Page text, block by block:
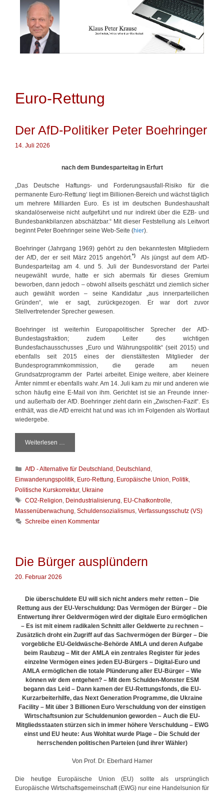
Euro-Rettung
Der AfD-Politiker Peter Boehringer
14. Juli 2026
nach dem Bundesparteitag in Erfurt
„Das Deutsche Haftungs- und Forderungsausfall-Risiko für die
permanente Euro-Rettung‘ liegt im Billionen-Bereich und wächst täglich
um mehrere Milliarden Euro. Es ist im deutschen Bundeshaushalt
skandalöserweise nicht aufgeführt und nur indirekt über die EZB- und
Bundesbankbilanzen abschätzbar.“ Mit dieser Feststellung als Leitwort
beginnt Peter Boehringer seine Web-Seite (hier).
Boehringer (Jahrgang 1969) gehört zu den bekanntesten Mitgliedern
der AfD, der er seit März 2015 angehört.*)
Als jüngst auf dem AfD-
Bundesparteitag am 4. und 5. Juli der Bundesvorstand der Partei
neugewählt wurde, hatte er sich abermals für dieses Gremium
beworben, dann jedoch – obwohl allseits geschätzt und ziemlich sicher
auch gewählt worden – seine Kandidatur „aus innerparteilichen
Gründen“, wie er sagt, zurückgezogen. Er war dort zuvor
Stellvertretender Sprecher gewesen.
Boehringer ist weiterhin Europapolitischer Sprecher der AfD-
Bundestagsfraktion; zudem Leiter des wichtigen
Bundesfachausschusses „Euro und Währungspolitik“ (seit 2015) und
ebenfalls seit 2015 eines der dienstältesten Mitglieder der
Bundesprogrammkommission, die gerade am neuen
Grundsatzprogramm der Partei arbeitet. Einige weitere, aber kleinere
Ämter nimmt er ebenfalls wahr. Am 14. Juli kam zu mir und anderen wie
schon häufig eine E-Mail von ihm. Gerichtet ist sie an Freunde inner-
und außerhalb der AfD. Boehringer zieht darin ein „Zwischen-Fazit“. Es
enthält, was die AfD erreicht hat und was ich im Folgenden als Wortlaut
wiedergebe.
Weiterlesen …
e
A
f
D
-
o
l
k
e
t
e
B
o
h
r
n
g
r
K
a
t
g
o
r
AfD - Alternative für Deutschland , Deutschland ,
Einwanderungspolitik, Euro-Rettung, Europäische Union, Politik,
Politische Kurskorrektur, Ukraine
S
c
h
ö
t
r
CO2-Religion, Deindustrialisierung, EU-Chatkontrolle,
Massenüberwachung, Schuldensozialismus, Verfassungsschutz (VS)
Schreibe einen Kommentar
Die Bürger ausplündern
20. Februar 2026
Die überschuldete EU will sich nicht anders mehr retten – Die
Rettung aus der EU-Verschuldung: Das Vermögen der Bürger – Die
Entwertung ihrer Geldvermögen wird der digitale Euro ermöglichen
– Es ist mit einem radikalen Schnitt aller Geldwerte zu rechnen –
Zusätzlich droht ein Zugriff auf das Sachvermögen der Bürger – Die
vorgebliche EU-Geldwäsche-Behörde AMLA und deren Aufgabe
beim Raubzug – Mit der AMLA ein zentrales Register für jedes
einzelne Vermögen eines jeden EU-Bürgers – Digital-Euro und
AMLA ermöglichen die totale Plünderung aller EU-Bürger – Wie
können wir dem entgehen? – Mit dem Schulden-Monster ESM
begann das Leid – Dann kamen der EU-Rettungsfonds, die EU-
Kurzarbeiterhilfe, das Next Generation Programme, die Ukraine
Facility – Mit über 3 Billionen Euro Verschuldung von der einstigen
Wirtschaftsunion zur Schuldenunion geworden – Auch die EU-
Mitgliedsstaaten stürzen sich in immer höhere Verschuldung – EWG
einst und EU heute: Aus Wohltat wurde Plage – Die Schuld der
herrschenden politischen Parteien (und ihrer Wähler)
Von Prof. Dr. Eberhard Hamer
Die heutige Europäische Union (EU) sollte als ursprünglich
Europäische Wirtschaftsgemeinschaft (EWG) nur eine Handelsunion für